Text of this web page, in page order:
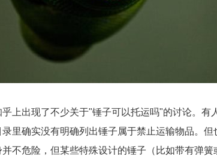
上出现了不少关于"锤子可以托运吗"的讨论。有
里确实没有明确列出锤子属于禁止运输物品。
不危险，但某些特殊设计的锤子（比如带有弹簧